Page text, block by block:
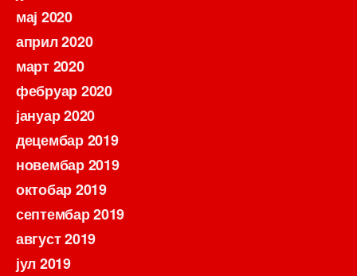
мај 2020
април 2020
март 2020
фебруар 2020
јануар 2020
децембар 2019
новембар 2019
октобар 2019
септембар 2019
август 2019
јул 2019